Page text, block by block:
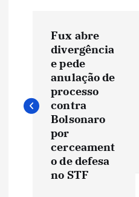
e
Fux abre
divergência
e pede
anulação de
processo
contra
Bolsonaro
por
cerceament
o de defesa
no STF